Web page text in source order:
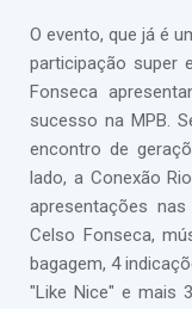
O evento, que já é
participação super
Fonseca
sucesso na MPB.
encontro de
lado, a Conexão
apresentações
Celso Fonseca,
bagagem, 4
"Like Nice" e mais